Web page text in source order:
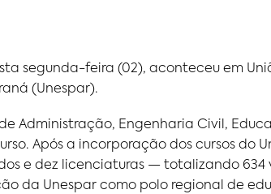
segunda-feira (02), aconteceu em
(Unespar).
Administração, Engenharia Civil,
Após a incorporação dos cursos do
e dez licenciaturas — totalizando 634
da Unespar como polo regional de